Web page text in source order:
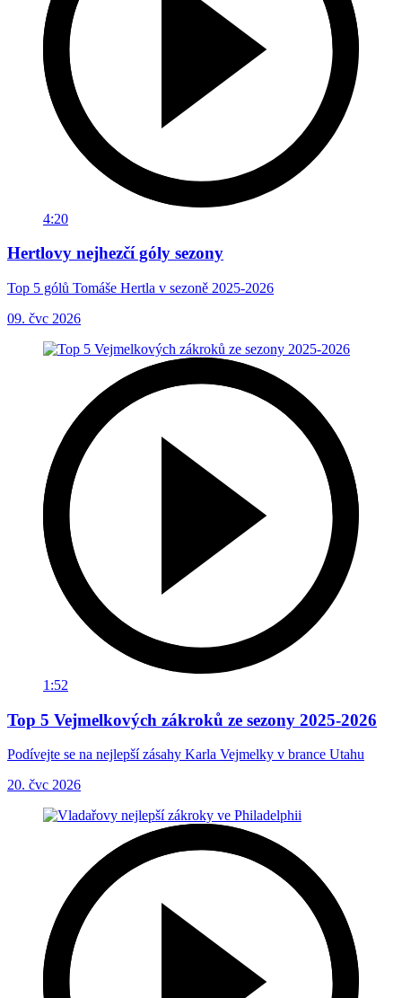
4:20
Hertlovy nejhezčí góly sezony
Top 5 gólů Tomáše Hertla v sezoně 2025-2026
09. čvc 2026
1:52
Top 5 Vejmelkových zákroků ze sezony 2025-2026
Podívejte se na nejlepší zásahy Karla Vejmelky v brance Utahu
20. čvc 2026